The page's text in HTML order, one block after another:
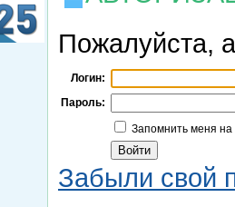
Пожалуйста,
Логин:
Пароль:
Запомнить меня
Забыли свой